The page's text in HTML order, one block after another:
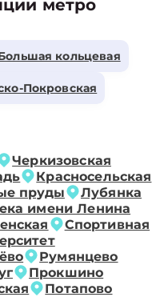
метро
кольцевая
Покровская
Черкизовская
Красносельская
пруды
Лубянка
имени Ленина
Спортивная
Румянцево
Прокшино
Потапово